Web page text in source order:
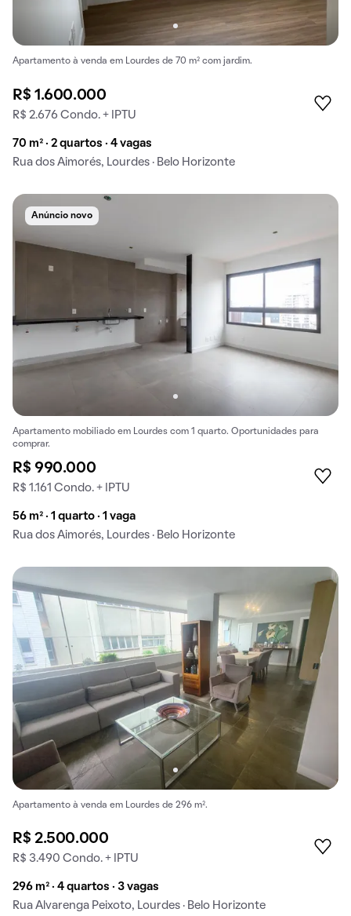
Apartamento à venda em Lourdes de 70 m² com jardim.
R$ 1.600.000
R$ 2.676 Condo. + IPTU
70 m² · 2 quartos · 4 vagas
Rua dos Aimorés, Lourdes · Belo Horizonte
Anúncio novo
Apartamento mobiliado em Lourdes com 1 quarto. Oportunidades para
comprar.
R$ 990.000
R$ 1.161 Condo. + IPTU
56 m² · 1 quarto · 1 vaga
Rua dos Aimorés, Lourdes · Belo Horizonte
Apartamento à venda em Lourdes de 296 m².
R$ 2.500.000
R$ 3.490 Condo. + IPTU
296 m² · 4 quartos · 3 vagas
Rua Alvarenga Peixoto, Lourdes · Belo Horizonte